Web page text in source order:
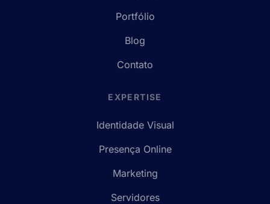
Portfólio
Blog
Contato
EXPERTISE
Identidade Visual
Presença Online
Marketing
Servidores